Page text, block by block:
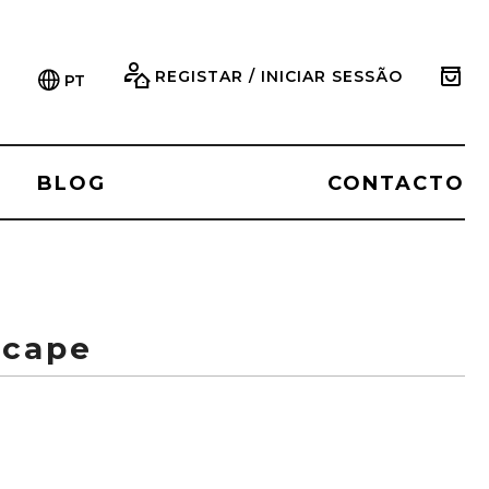
PT REGISTAR / INICIAR SESSÃO
BLOG CONTACTO